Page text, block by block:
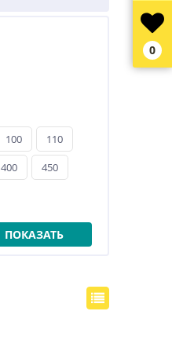
100
110
400
450
ПОКАЗАТЬ
0